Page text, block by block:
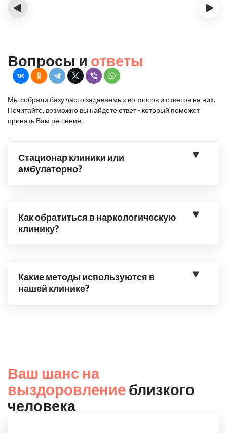
‹ ›
Вопросы и ответы
Мы собрали базу часто задаваемых вопросов и ответов на них.
Почитайте, возможно вы найдете ответ - который поможет
принять Вам решение.
Стационар клиники или
амбулаторно?
Как обратиться в наркологическую
клинику?
Какие методы используются в
нашей клинике?
Ваш шанс на
выздоровление близкого
человека